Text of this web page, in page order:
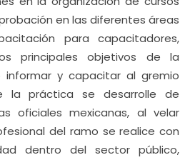
en las diferentes áreas
para capacitadores,
principales objetivos de la
informar y capacitar al gremio
la práctica se desarrolle de
oficiales mexicanas, al velar
del ramo se realice con
dentro del sector público,